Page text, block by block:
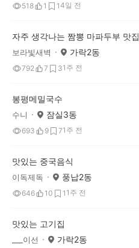
518 1 14일 전
자주 생각나는 짬뽕 마파두부 맛집
보라빛새벽 가락2동
792 7 31주 전
봉평메밀국수
수니 잠실3동
693 9 71주 전
맛있는 중국음식
이독제독 풍납2동
646 10 1 1주 전
맛있는 고기집
___이선 가락2동